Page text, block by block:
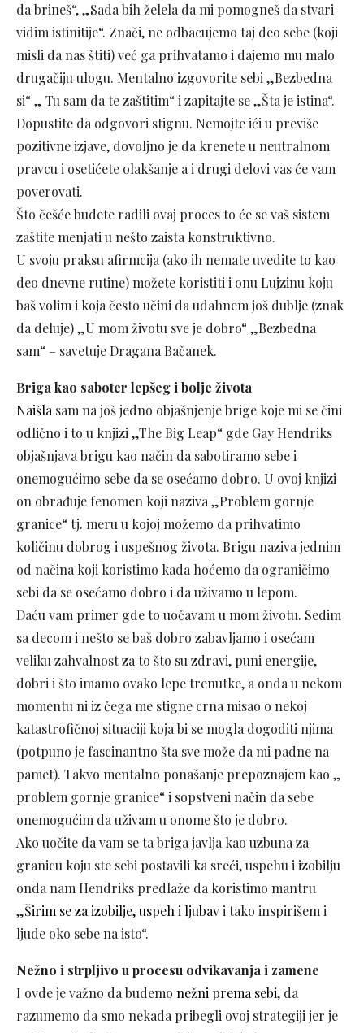
da brineš“, „Sada bih želela da mi pomogneš da stvari
vidim istinitije“. Znači, ne odbacujemo taj deo sebe (koji
misli da nas štiti) već ga prihvatamo i dajemo mu malo
drugačiju ulogu. Mentalno izgovorite sebi „Bezbedna
si“ „ Tu sam da te zaštitim“ i zapitajte se „Šta je istina“.
Dopustite da odgovori stignu. Nemojte ići u previše
pozitivne izjave, dovoljno je da krenete u neutralnom
pravcu i osetićete olakšanje a i drugi delovi vas će vam
poverovati.
Što češće budete radili ovaj proces to će se vaš sistem
zaštite menjati u nešto zaista konstruktivno.
U svoju praksu afirmcija (ako ih nemate uvediteto kao
deo dnevne rutine) možete koristiti i onu Lujzinu koju
baš volim i koja često učini da udahnem još dublje (znak
da deluje) „U mom životu sve je dobro“ „Bezbedna
sam“ – savetuje Dragana Bačanek.
Briga kao saboter lepšeg i bolje života
Naišla sam na još jedno objašnjenje brige koje mi se čini
odlično i to u knjizi „The Big Leap“ gde Gay Hendriks
objašnjava brigu kao način da sabotiramo sebe i
onemogućimo sebe da se osećamo dobro. U ovoj knjizi
on obrađuje fenomen koji naziva „Problem gornje
granice“ tj. meru u kojoj možemo da prihvatimo
količinu dobrog i uspešnog života. Brigu naziva jednim
od načina koji koristimo kada hoćemo da ograničimo
sebi da se osećamo dobro i da uživamo u lepom.
Daću vam primer gde to uočavam u mom životu. Sedim
sa decom i nešto se baš dobro zabavljamo i osećam
veliku zahvalnost za to što su zdravi, puni energije,
dobri i što imamo ovako lepe trenutke, a onda u nekom
momentu ni iz čega me stigne crna misao o nekoj
katastrofičnoj situaciji koja bi se mogla dogoditi njima
(potpuno je fascinantno šta sve može da mi padne na
pamet). Takvo mentalno ponašanje prepoznajem kao „
problem gornje granice“ i sopstveni način da sebe
onemogućim da uživam u onome što je dobro.
Ako uočite da vam se ta briga javlja kao uzbuna za
granicu koju ste sebi postavili ka sreći, uspehu i izobilju
onda nam Hendriks predlaže da koristimo mantru
„Širim se za izobilje, uspeh i ljubavi tako inspirišem i
ljude oko sebe na isto“.
Nežno i strpljivo u procesu odvikavanja i zamene
I ovde je važno da budemo nežni prema sebi, da
razumemo da smo nekada pribegli ovoj strategiji jer je